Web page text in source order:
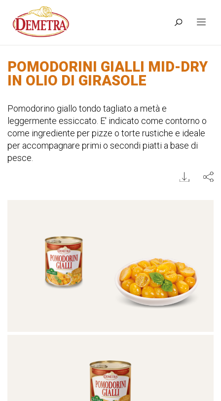
POMODORINI GIALLI MID-DRY
IN OLIO DI GIRASOLE
Pomodorino giallo tondo tagliato a metà e
leggermente essiccato. E' indicato come contorno o
come ingrediente per pizze o torte rustiche e ideale
per accompagnare primi o secondi piatti a base di
pesce.